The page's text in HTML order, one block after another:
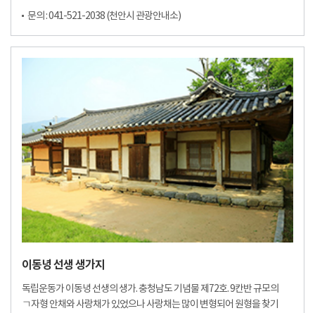
문의 : 041-521-2038 (천안시 관광안내소)
이동녕 선생 생가지
독립운동가 이동녕 선생의 생가. 충청남도 기념물 제72호. 9칸반 규모의
ㄱ자형 안채와 사랑채가 있었으나 사랑채는 많이 변형되어 원형을 찾기